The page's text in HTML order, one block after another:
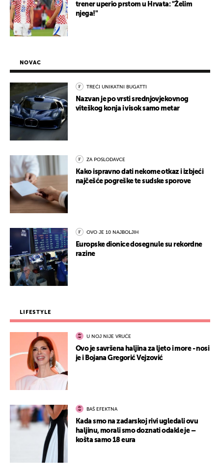
trener uperio prstom u Hrvata: "Želim
njega!"
NOVAC
TREĆI UNIKATNI BUGATTI
Nazvan je po vrsti srednjovjekovnog
viteškog konja i visok samo metar
ZA POSLODAVCE
Kako ispravno dati nekome otkaz i izbjeći
najčešće pogreške te sudske sporove
OVO JE 10 NAJBOLJIH
Europske dionice dosegnule su rekordne
razine
LIFESTYLE
U NOJ NIJE VRUĆE
Ovo je savršena haljina za ljeto i more - nosi
je i Bojana Gregorić Vejzović
BAŠ EFEKTNA
Kada smo na zadarskoj rivi ugledali ovu
haljinu, morali smo doznati odakle je –
košta samo 18 eura